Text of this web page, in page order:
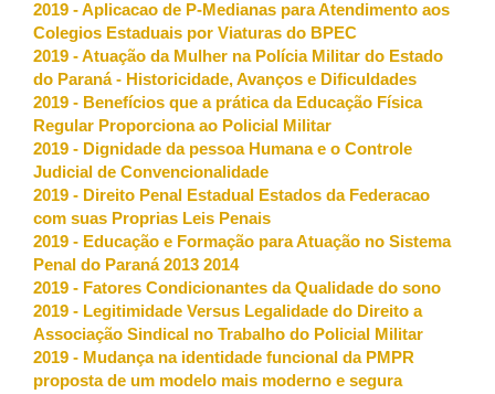
2019 - Aplicacao de P-Medianas para Atendimento aos
Colegios Estaduais por Viaturas do BPEC
2019 - Atuação da Mulher na Polícia Militar do Estado
do Paraná - Historicidade, Avanços e Dificuldades
2019 - Benefícios que a prática da Educação Física
Regular Proporciona ao Policial Militar
2019 - Dignidade da pessoa Humana e o Controle
Judicial de Convencionalidade
2019 - Direito Penal Estadual Estados da Federacao
com suas Proprias Leis Penais
2019 - Educação e Formação para Atuação no Sistema
Penal do Paraná 2013 2014
2019 - Fatores Condicionantes da Qualidade do sono
2019 - Legitimidade Versus Legalidade do Direito a
Associação Sindical no Trabalho do Policial Militar
2019 - Mudança na identidade funcional da PMPR
proposta de um modelo mais moderno e segura